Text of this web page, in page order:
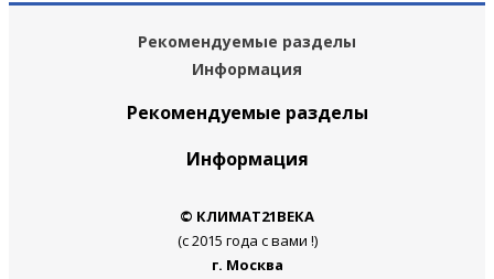
Рекомендуемые разделы
Информация
Рекомендуемые разделы
Информация
© КЛИМАТ21ВЕКА
(с 2015 года с вами !)
г. Москва